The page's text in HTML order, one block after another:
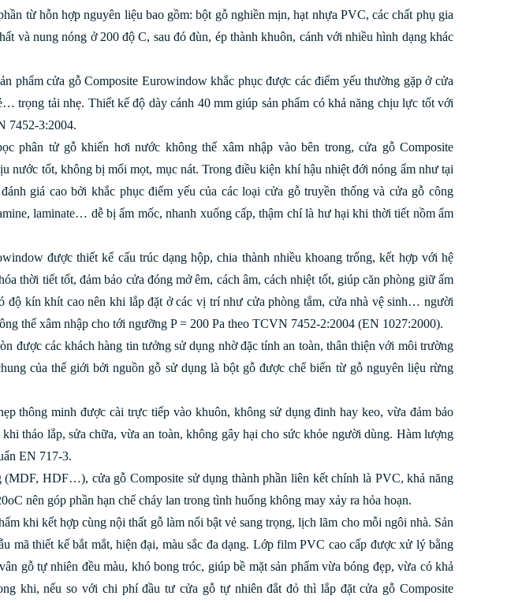
từ hỗn hợp nguyên liệu bao gồm: bột gỗ nghiền mịn, hạt nhựa PVC, các chất phụ gia
và nung nóng ở 200 độ C, sau đó đùn, ép thành khuôn, cánh với nhiều hình dạng khác
phẩm cửa gỗ Composite Eurowindow khắc phục được các điểm yếu thường gặp ở cửa
trọng tải nhẹ. Thiết kế độ dày cánh 40 mm giúp sản phẩm có khả năng chịu lực tốt với
7452-3:2004.
phân tử gỗ khiến hơi nước không thể xâm nhập vào bên trong, cửa gỗ Composite
nước tốt, không bị mối mọt, mục nát. Trong điều kiện khí hậu nhiệt đới nóng ẩm như tại
giá cao bởi khắc phục điểm yếu của các loại cửa gỗ truyền thống và cửa gỗ công
laminate… dễ bị ẩm mốc, nhanh xuống cấp, thậm chí là hư hại khi thời tiết nồm ẩm
được thiết kế cấu trúc dạng hộp, chia thành nhiều khoang trống, kết hợp với hệ
thời tiết tốt, đảm bảo cửa đóng mở êm, cách âm, cách nhiệt tốt, giúp căn phòng giữ ấm
độ kín khít cao nên khi lắp đặt ở các vị trí như cửa phòng tắm, cửa nhà vệ sinh… người
thể xâm nhập cho tới ngưỡng P = 200 Pa theo TCVN 7452-2:2004 (EN 1027:2000).
được các khách hàng tin tưởng sử dụng nhờ đặc tính an toàn, thân thiện với môi trường
của thế giới bởi nguồn gỗ sử dụng là bột gỗ được chế biến từ gỗ nguyên liệu rừng
thông minh được cài trực tiếp vào khuôn, không sử dụng đinh hay keo, vừa đảm bảo
tháo lắp, sửa chữa, vừa an toàn, không gây hại cho sức khỏe người dùng. Hàm lượng
EN 717-3.
HDF…), cửa gỗ Composite sử dụng thành phần liên kết chính là PVC, khả năng
nên góp phần hạn chế cháy lan trong tình huống không may xảy ra hỏa hoạn.
khi kết hợp cùng nội thất gỗ làm nổi bật vẻ sang trọng, lịch lãm cho mỗi ngôi nhà. Sản
mã thiết kế bắt mắt, hiện đại, màu sắc đa dạng. Lớp film PVC cao cấp được xử lý bằng
gỗ tự nhiên đều màu, khó bong tróc, giúp bề mặt sản phẩm vừa bóng đẹp, vừa có khả
khi, nếu so với chi phí đầu tư cửa gỗ tự nhiên đắt đỏ thì lắp đặt cửa gỗ Composite